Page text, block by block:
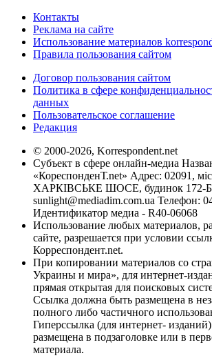
Контакты
Реклама на сайте
Использование материалов
Правила пользования сайтом
Договор пользования сайтом
Политика в сфере
данных
Пользовательское соглашение
Редакция
© 2000-2026, Korrespondent.net
Субъект в сфере онлайн-медиа
«КореспонденТ.net» Адрес: 02091,
ХАРКІВСЬКЕ ШОСЕ, будинок 172-Б,
sunlight@mediadim.com.ua Телефон:
Идентификатор медиа - R40-06068
Использование любых материалов,
сайте, разрешается при условии
Корреспондент.net.
При копировании материалов со
Украины и мира», для интернет-
прямая открытая для поисковых
Ссылка должна быть размещена в
полного либо частичного
Гиперссылка (для интернет-
размещена в подзаголовке или в
материала.